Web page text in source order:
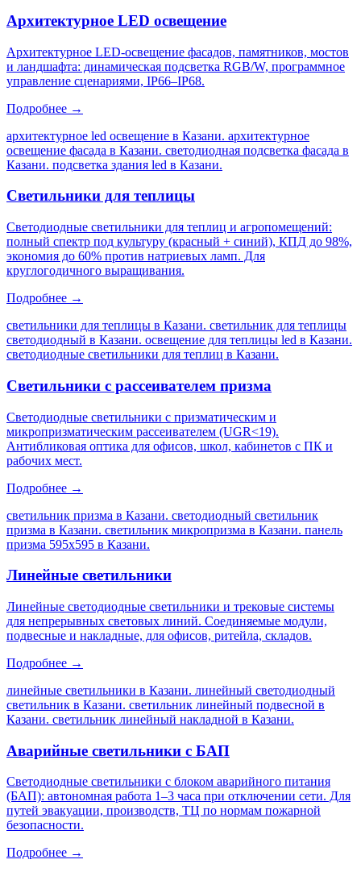
Архитектурное LED освещение
Архитектурное LED-освещение фасадов, памятников, мостов
и ландшафта: динамическая подсветка RGB/W, программное
управление сценариями, IP66–IP68.
Подробнее →
архитектурное led освещение в Казани. архитектурное
освещение фасада в Казани. светодиодная подсветка фасада в
Казани. подсветка здания led в Казани.
Светильники для теплицы
Светодиодные светильники для теплиц и агропомещений:
полный спектр под культуру (красный + синий), КПД до 98%,
экономия до 60% против натриевых ламп. Для
круглогодичного выращивания.
Подробнее →
светильники для теплицы в Казани. светильник для теплицы
светодиодный в Казани. освещение для теплицы led в Казани.
светодиодные светильники для теплиц в Казани.
Светильники с рассеивателем призма
Светодиодные светильники с призматическим и
микропризматическим рассеивателем (UGR<19).
Антибликовая оптика для офисов, школ, кабинетов с ПК и
рабочих мест.
Подробнее →
светильник призма в Казани. светодиодный светильник
призма в Казани. светильник микропризма в Казани. панель
призма 595х595 в Казани.
Линейные светильники
Линейные светодиодные светильники и трековые системы
для непрерывных световых линий. Соединяемые модули,
подвесные и накладные, для офисов, ритейла, складов.
Подробнее →
линейные светильники в Казани. линейный светодиодный
светильник в Казани. светильник линейный подвесной в
Казани. светильник линейный накладной в Казани.
Аварийные светильники с БАП
Светодиодные светильники с блоком аварийного питания
(БАП): автономная работа 1–3 часа при отключении сети. Для
путей эвакуации, производств, ТЦ по нормам пожарной
безопасности.
Подробнее →